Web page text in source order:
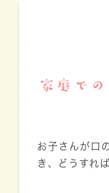
家庭で
お子さんが口
き、どうすれ